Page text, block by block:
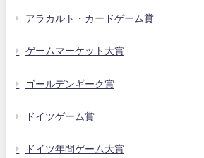
アラカルト・カードゲーム賞
ゲームマーケット大賞
ゴールデンギーク賞
ドイツゲーム賞
ドイツ年間ゲーム大賞